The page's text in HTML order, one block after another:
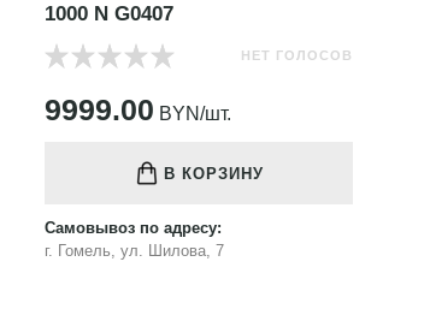
1000 N G0407
НЕТ ГОЛОСОВ
9999.00 BYN/шт.
В КОРЗИНУ
Самовывоз по адресу:
г. Гомель, ул. Шилова, 7